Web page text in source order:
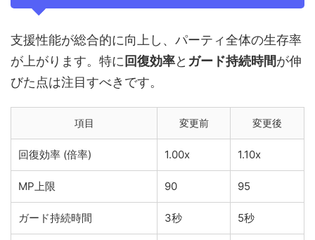
支援性能が総合的に向上し、パーティ全体の生存率
が上がります。特に 回復効率と ガード持続時間が伸
びた点は注目すべきです。
項目 変更前 変更後
回復効率 (倍率) 1.00x 1.10x
MP上限 90 95
ガード持続時間 3秒 5秒